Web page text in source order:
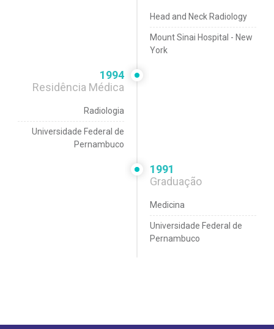
Head and Neck Radiology
Mount Sinai Hospital - New
York
1994
Residência Médica
Radiologia
Universidade Federal de
Pernambuco
1991
Graduação
Medicina
Universidade Federal de
Pernambuco